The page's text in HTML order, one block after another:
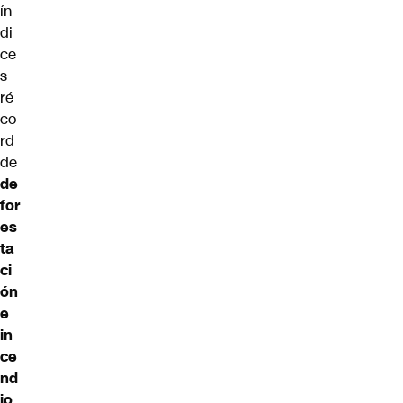
ín
di
ce
s
ré
co
rd
de
de
for
es
ta
ci
ón
e
in
ce
nd